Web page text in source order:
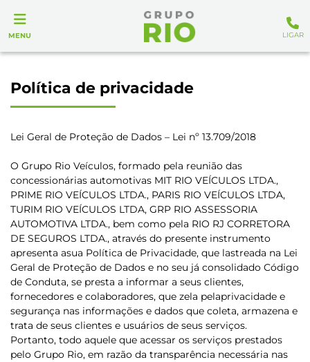
MENU LIGAR
Política de privacidade
Lei Geral de Proteção de Dados – Lei nº 13.709/2018
O Grupo Rio Veículos, formado pela reunião das
concessionárias automotivas MIT RIO VEÍCULOS LTDA.,
PRIME RIO VEÍCULOS LTDA., PARIS RIO VEÍCULOS LTDA,
TURIM RIO VEÍCULOS LTDA, GRP RIO ASSESSORIA
AUTOMOTIVA LTDA., bem como pela RIO RJ CORRETORA
DE SEGUROS LTDA., através do presente instrumento
apresenta asua Política de Privacidade, que lastreada na Lei
Geral de Proteção de Dados e no seu já consolidado Código
de Conduta, se presta a informar a seus clientes,
fornecedores e colaboradores, que zela pelaprivacidade e
segurança nas informações e dados que coleta, armazena e
trata de seus clientes e usuários de seus serviços.
Portanto, todo aquele que acessar os serviços prestados
pelo Grupo Rio, em razão da transparência necessária nas